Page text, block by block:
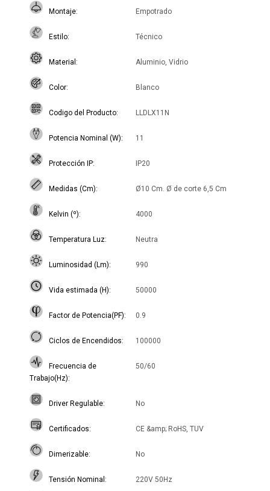
Montaje Empotrado
Estilo Técnico
Material Aluminio, Vidrio
Color Blanco
Codigo del Producto LLDLX11N
Potencia Nominal (W) 11
Protección IP IP20
Medidas (Cm) Ø10 Cm. Ø de corte 6,5 Cm
Kelvin (º) 4000
Temperatura Luz Neutra
Luminosidad (Lm) 990
Vida estimada (H) 50000
Factor de Potencia(PF) 0.9
Ciclos de Encendidos 100000
Frecuencia de
Trabajo(Hz)
50/60
Driver Regulable No
Certificados CE &amp; RoHS, TUV
Dimerizable No
Tensión Nominal 220V 50Hz